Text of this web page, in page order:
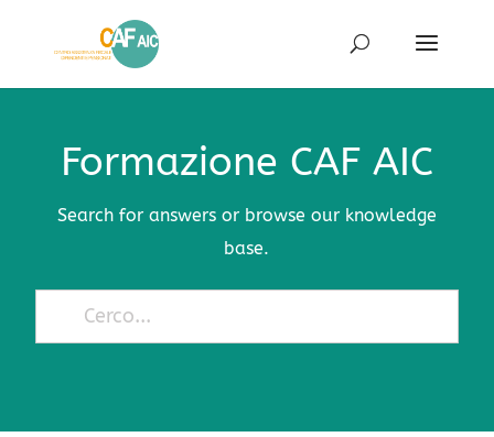
Formazione CAF AIC
Search for answers or browse our knowledge
base.